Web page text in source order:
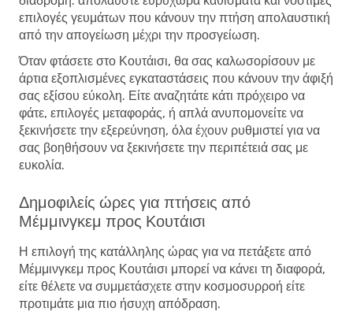
επιλογές γευμάτων που κάνουν την πτήση απολαυστική
από την απογείωση μέχρι την προσγείωση.
Όταν φτάσετε στο Κουτάισι, θα σας καλωσορίσουν με
άρτια εξοπλισμένες εγκαταστάσεις που κάνουν την άφιξή
σας εξίσου εύκολη. Είτε αναζητάτε κάτι πρόχειρο να
φάτε, επιλογές μεταφοράς, ή απλά ανυπομονείτε να
ξεκινήσετε την εξερεύνηση, όλα έχουν ρυθμιστεί για να
σας βοηθήσουν να ξεκινήσετε την περιπέτειά σας με
ευκολία.
Δημοφιλείς ώρες για πτήσεις από
Μέμμινγκεμ προς Κουτάισι
Η επιλογή της κατάλληλης ώρας για να πετάξετε από
Μέμμινγκεμ προς Κουτάισι μπορεί να κάνει τη διαφορά,
είτε θέλετε να συμμετάσχετε στην κοσμοσυρροή είτε
προτιμάτε μια πιο ήσυχη απόδραση.